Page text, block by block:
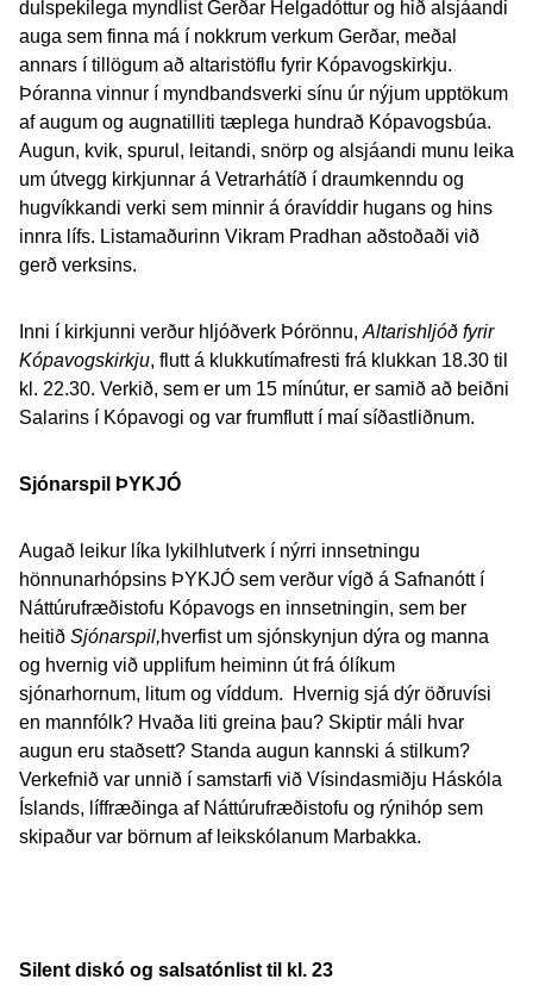
dulspekilega myndlist Gerðar Helgadóttur og hið alsjáandi
auga sem finna má í nokkrum verkum Gerðar, meðal
annars í tillögum að altaristöflu fyrir Kópavogskirkju.
Þóranna vinnur í myndbandsverki sínu úr nýjum upptökum
af augum og augnatilliti tæplega hundrað Kópavogsbúa.
Augun, kvik, spurul, leitandi, snörp og alsjáandi munu leika
um útvegg kirkjunnar á Vetrarhátíð í draumkenndu og
hugvíkkandi verki sem minnir á óravíddir hugans og hins
innra lífs. Listamaðurinn Vikram Pradhan aðstoðaði við
gerð verksins.
Inni í kirkjunni verður hljóðverk Þórönnu, Altarishljóð fyrir
Kópavogskirkju, flutt á klukkutímafresti frá klukkan 18.30 til
kl. 22.30. Verkið, sem er um 15 mínútur, er samið að beiðni
Salarins í Kópavogi og var frumflutt í maí síðastliðnum.
Sjónarspil ÞYKJÓ
Augað leikur líka lykilhlutverk í nýrri innsetningu
hönnunarhópsins ÞYKJÓ sem verður vígð á Safnanótt í
Náttúrufræðistofu Kópavogs en innsetningin, sem ber
heitið Sjónarspil,hverfist um sjónskynjun dýra og manna
og hvernig við upplifum heiminn út frá ólíkum
sjónarhornum, litum og víddum. Hvernig sjá dýr öðruvísi
en mannfólk? Hvaða liti greina þau? Skiptir máli hvar
augun eru staðsett? Standa augun kannski á stilkum?
Verkefnið var unnið í samstarfi við Vísindasmiðju Háskóla
Íslands, líffræðinga af Náttúrufræðistofu og rýnihóp sem
skipaður var börnum af leikskólanum Marbakka.
Silent diskó og salsatónlist til kl. 23